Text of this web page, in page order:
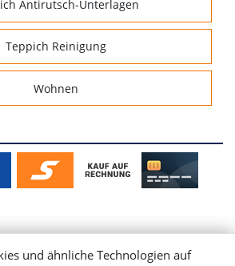
Antirutsch-Unterlagen
Teppich Reinigung
Wohnen
Mein Konto
und ähnliche Technologien auf